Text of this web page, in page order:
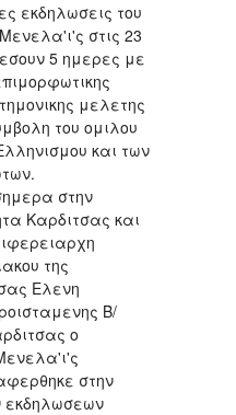
εκδηλωσεις του
στις 23
5 ημερες με
μελετης
του ομιλου
και των
στην
Καρδιτσας και
της
Ελενη
Β/
ο
στην
εκδηλωσεων